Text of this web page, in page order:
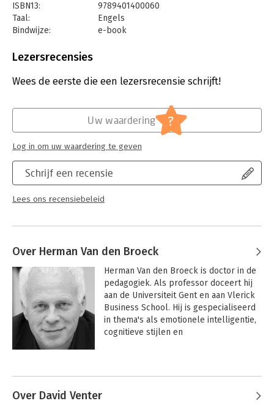
They create environments that inspire passion, and persevere
until their goals are reached. Even when not supported by
powerful parties, they have the courage to be a minority of one
Beyonder, it is not about being the best in the world, but being
ISBN13:
9789401400060
Taal:
Engels
Bindwijze:
e-book
Bestandsformaat:
Uitgever:
LannooCampus
Hoofdrubriek:
Lezersrecensies
Wees de eerste die een lezersrecensie schrijft!
Schrijf een recensie
Lees ons recensiebeleid
Uw waardering ?
Log in om uw waardering te geven
Over Herman Van den Broeck
Herman Van den Broeck is doctor in de
pedagogiek. Als professor doceert hij
aan de Universiteit Gent en aan Vlerick
Business School. Hij is gespecialiseerd
in thema's als emotionele intelligentie,
cognitieve stijlen en
Over David Venter